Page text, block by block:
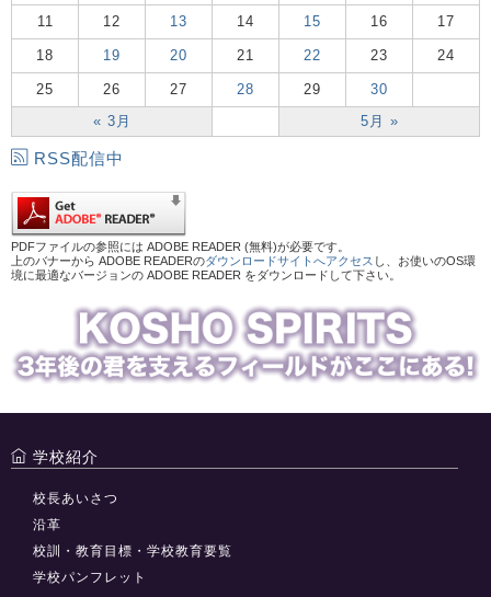
« 3月 5月 »
11 12 13 14 15 16 17
18 19 20 21 22 23 24
25 26 27 28 29 30
RSS配信中
PDFファイルの参照には ADOBE READER (無料)が必要です。
上のバナーから ADOBE READERのダウンロードサイトへアクセス し、お使いのOS環
境に最適なバージョンの ADOBE READER をダウンロードして下さい。
学校紹介
校長あいさつ
沿革
校訓・教育目標・学校教育要覧
学校パンフレット